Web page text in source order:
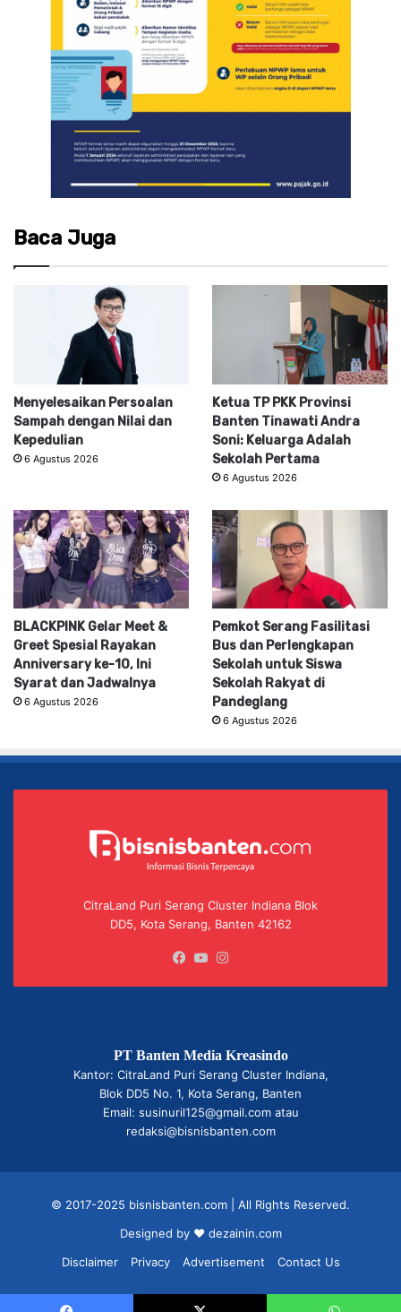
Baca Juga
Menyelesaikan Persoalan
Sampah dengan Nilai dan
Kepedulian
6 Agustus 2026
Ketua TP PKK Provinsi
Banten Tinawati Andra
Soni: Keluarga Adalah
Sekolah Pertama
6 Agustus 2026
BLACKPINK Gelar Meet &
Greet Spesial Rayakan
Anniversary ke-10, Ini
Syarat dan Jadwalnya
6 Agustus 2026
Pemkot Serang Fasilitasi
Bus dan Perlengkapan
Sekolah untuk Siswa
Sekolah Rakyat di
Pandeglang
6 Agustus 2026
CitraLand Puri Serang Cluster Indiana Blok
DD5, Kota Serang, Banten 42162
Facebook
YouTube
PT Banten Media Kreasindo
Kantor: CitraLand Puri Serang Cluster Indiana,
Blok DD5 No. 1, Kota Serang, Banten
Email: susinuril125@gmail.com atau
redaksi@bisnisbanten.com
© 2017-2025 bisnisbanten.com | All Rights Reserved.
Designed by ❤ dezainin.com
Disclaimer
Privacy Advertisement Contact Us